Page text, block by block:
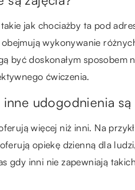
jak chociażby ta pod
wykonywanie
być doskonałym
ćwiczenia.
inne udogodnienia
więcej niż inni. Na
opiekę dzienną dla
gdy inni nie zapewniają